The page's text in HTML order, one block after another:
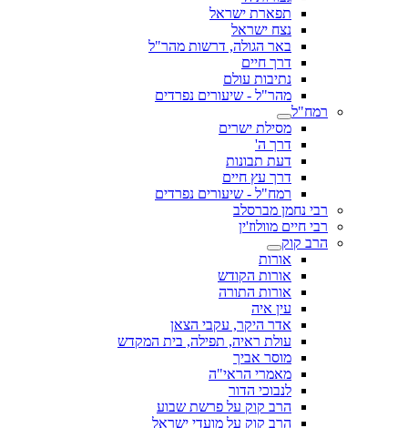
תפארת ישראל
נצח ישראל
באר הגולה, דרשות מהר"ל
דרך חיים
נתיבות עולם
מהר"ל - שיעורים נפרדים
רמח"ל
מסילת ישרים
דרך ה'
דעת תבונות
דרך עץ חיים
רמח"ל - שיעורים נפרדים
רבי נחמן מברסלב
רבי חיים מוולוז'ין
הרב קוק
אורות
אורות הקודש
אורות התורה
עין איה
אדר היקר, עקבי הצאן
עולת ראיה, תפילה, בית המקדש
מוסר אביך
מאמרי הראי"ה
לנבוכי הדור
הרב קוק על פרשת שבוע
הרב קוק על מועדי ישראל